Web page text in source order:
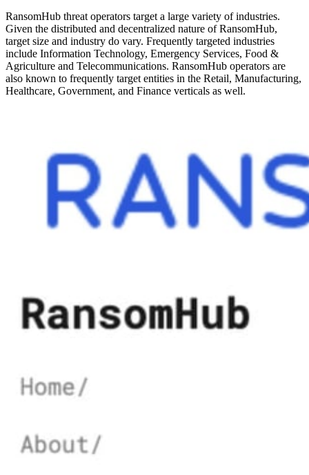
RansomHub threat operators target a large variety of industries.
Given the distributed and decentralized nature of RansomHub,
target size and industry do vary. Frequently targeted industries
include Information Technology, Emergency Services, Food &
Agriculture and Telecommunications. RansomHub operators are
also known to frequently target entities in the Retail, Manufacturing,
Healthcare, Government, and Finance verticals as well.